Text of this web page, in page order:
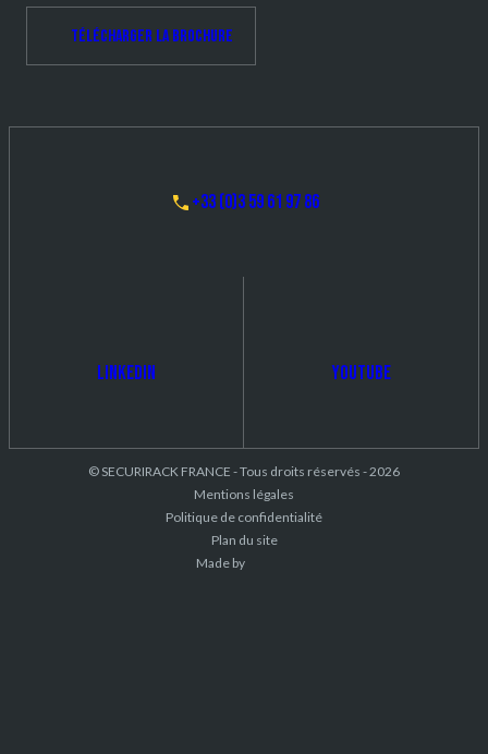
Télécharger la brochure
+33 (0)3 59 61 97 86
LinkedIn Youtube
© SECURIRACK FRANCE - Tous droits réservés - 2026
Mentions légales
Politique de confidentialité
Plan du site
Made by